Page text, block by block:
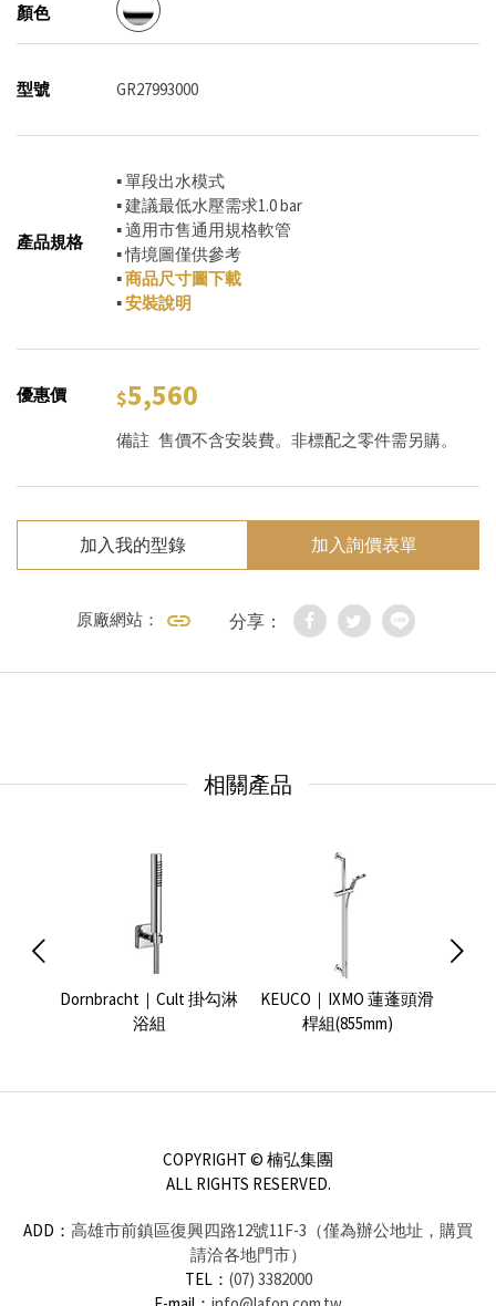
顏色
型號 GR27993000
產品規格
▪ 單段出水模式
▪ 建議最低水壓需求1.0 bar
▪ 適用市售通用規格軟管
▪ 情境圖僅供參考
▪商品尺寸圖下載
▪安裝說明
優惠價 5,560
備註 售價不含安裝費。非標配之零件需另購。
加入我的型錄 加入詢價表單
原廠網站： 分享：
相關產品
Dornbracht｜Cult 掛勾淋
浴組
KEUCO｜IXMO 蓮蓬頭滑
桿組(855mm)
COPYRIGHT © 楠弘集團
ALL RIGHTS RESERVED.
ADD： 高雄市前鎮區復興四路12號11F-3（僅為辦公地址，購買
請洽各地門市）
TEL： (07) 3382000